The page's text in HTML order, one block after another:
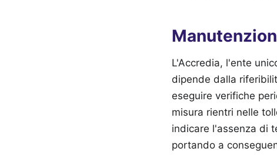
L'Accredia, l'ente
dipende dalla
eseguire verifiche
misura rientri nelle
indicare l'assenza di
portando a